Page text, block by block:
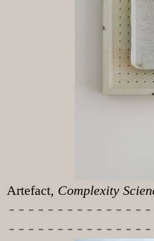
Artefact, Complexity
-----------